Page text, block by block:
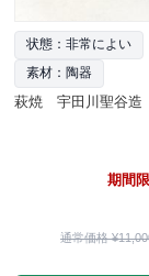
状態：非常によい
素材：陶器
萩焼 宇田川聖谷
期間
通常価格